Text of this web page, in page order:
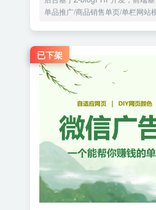
单品推广/商品销售单页/单栏网站
已下架